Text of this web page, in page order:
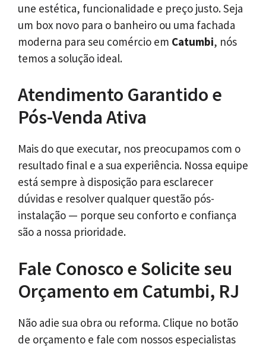
une estética, funcionalidade e preço justo. Seja
um box novo para o banheiro ou uma fachada
moderna para seu comércio em Catumbi, nós
temos a solução ideal.
Atendimento Garantido e
Pós-Venda Ativa
Mais do que executar, nos preocupamos com o
resultado final e a sua experiência. Nossa equipe
está sempre à disposição para esclarecer
dúvidas e resolver qualquer questão pós-
instalação — porque seu conforto e confiança
são a nossa prioridade.
Fale Conosco e Solicite seu
Orçamento em Catumbi, RJ
Não adie sua obra ou reforma. Clique no botão
de orçamento e fale com nossos especialistas